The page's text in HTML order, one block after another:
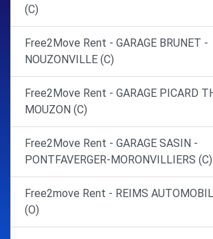
(C)
Free2Move Rent - GARAGE BRUNET -
NOUZONVILLE (C)
Free2Move Rent - GARAGE PICARD
MOUZON (C)
Free2Move Rent - GARAGE SASIN -
PONTFAVERGER-MORONVILLIERS (C)
Free2move Rent - REIMS
(O)